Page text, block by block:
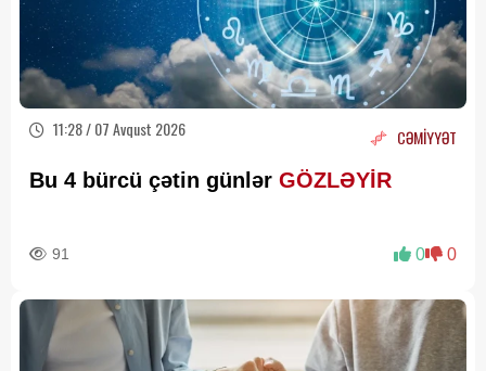
11:28 / 07 Avqust 2026 CƏMİYYƏT
Bu 4 bürcü çətin günlər GÖZLƏYİR
91 0 0